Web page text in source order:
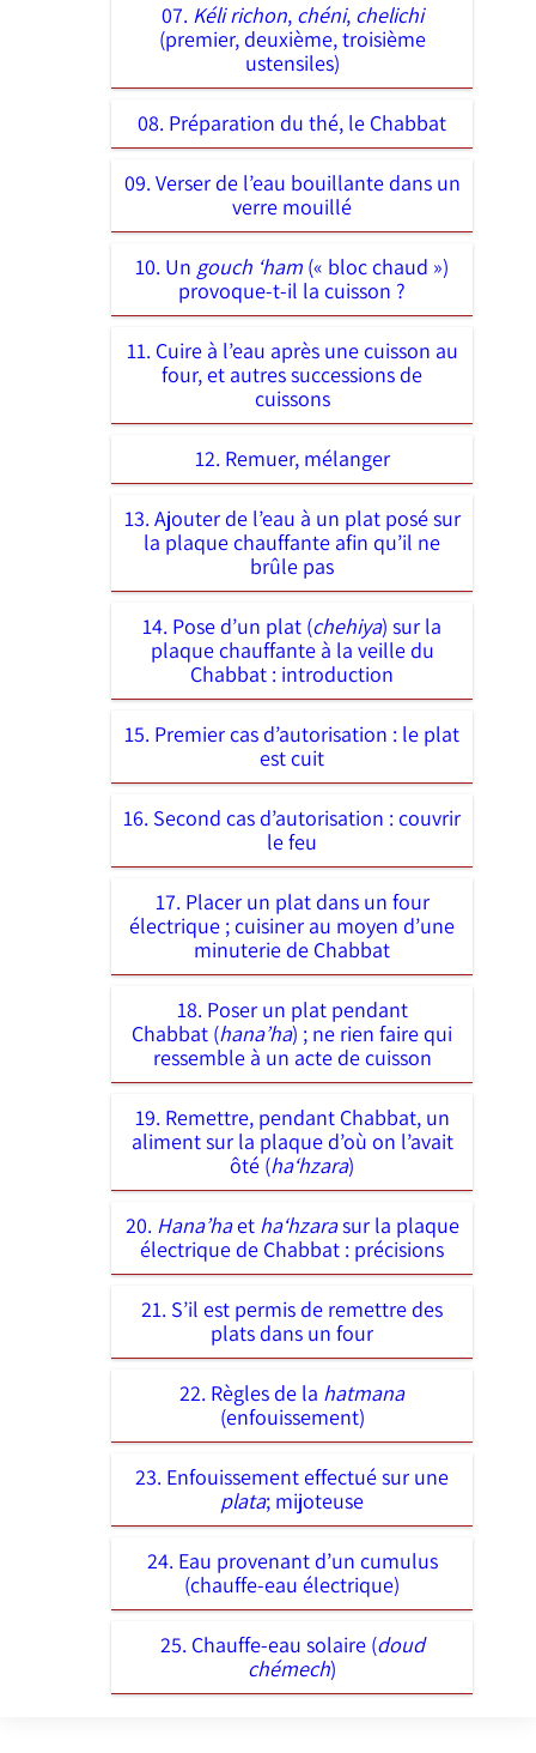
07. Kéli richon, chéni, chelichi
(premier, deuxième, troisième
ustensiles)
08. Préparation du thé, le Chabbat
09. Verser de l’eau bouillante dans un
verre mouillé
10. Un gouch ‘ham (« bloc chaud »)
provoque-t-il la cuisson ?
11. Cuire à l’eau après une cuisson au
four, et autres successions de
cuissons
12. Remuer, mélanger
13. Ajouter de l’eau à un plat posé sur
la plaque chauffante afin qu’il ne
brûle pas
14. Pose d’un plat (chehiya) sur la
plaque chauffante à la veille du
Chabbat : introduction
15. Premier cas d’autorisation : le plat
est cuit
16. Second cas d’autorisation : couvrir
le feu
17. Placer un plat dans un four
électrique ; cuisiner au moyen d’une
minuterie de Chabbat
18. Poser un plat pendant
Chabbat (hana’ha) ; ne rien faire qui
ressemble à un acte de cuisson
19. Remettre, pendant Chabbat, un
aliment sur la plaque d’où on l’avait
ôté (ha‘hzara)
20. Hana’haet ha‘hzarasur la plaque
électrique de Chabbat : précisions
21. S’il est permis de remettre des
plats dans un four
22. Règles de la hatmana
(enfouissement)
23. Enfouissement effectué sur une
plata; mijoteuse
24. Eau provenant d’un cumulus
(chauffe-eau électrique)
25. Chauffe-eau solaire (doud
chémech)